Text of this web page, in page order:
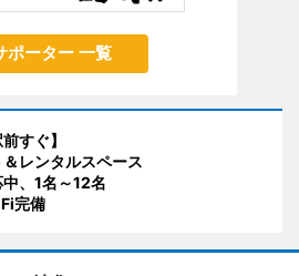
ポーター 一覧
すぐ】
レンタルスペース
、1名～12名
完備